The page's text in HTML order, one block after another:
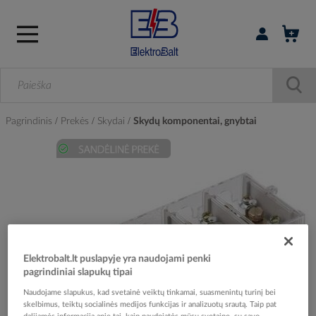
Prisijungti /
Pagrindinis Prekės Skydai Skydų komponentai, gnybtai
of
gallery
Elektrobalt.lt puslapyje yra naudojami penki
pagrindiniai slapukų tipai
Naudojame slapukus, kad svetainė veiktų tinkamai, suasmenintų turinį bei
skelbimus, teiktų socialinės medijos funkcijas ir analizuotų srautą. Taip pat